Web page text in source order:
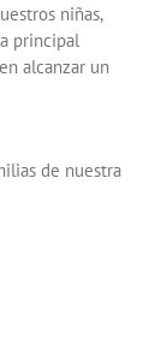
niñas,
principal
alcanzar un
de nuestra